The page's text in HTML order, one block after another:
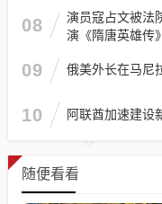
08
演员寇占文被法
演《隋唐英雄传
09 俄美外长在马尼
10 阿联酋加速建设
随便看看